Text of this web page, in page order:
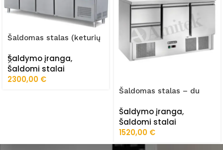
Šaldomas stalas (keturių
Šaldymo įranga,
Šaldomi stalai
2300,00 €
Šaldomas stalas – du
AK943-2D
Šaldymo įranga,
Šaldomi stalai
1520,00 €